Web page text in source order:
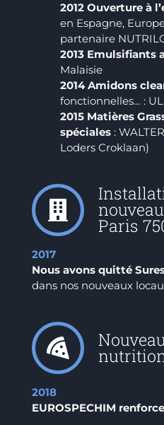
2012 Ouverture à
en Espagne,
partenaire
2013 Emulsifiants
Malaisie
2014 Amidons
fonctionnelles… :
2015 Matières
spéciales:
Loders Croklaan)
Paris
2017
Nous avons quitté
dans nos nouveaux
2018
EUROSPECHIM